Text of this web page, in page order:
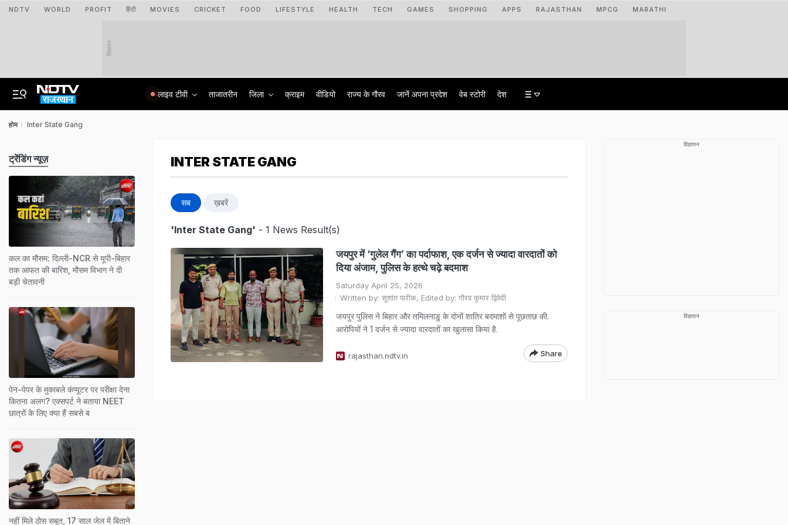
NDTV WORLD PROFIT हिंदी MOVIES CRICKET FOOD LIFESTYLE HEALTH TECH GAMES SHOPPING APPS RAJASTHAN MPCG MARATHI
विज्ञापन
लाइव टीवी ताजातरीन जिला क्राइम वीडियो राज्‍य के गौरव जानें अपना प्रदेश वेब स्टोरी देश
होम Inter State Gang
INTER STATE GANG
सब ख़बरें
'Inter State Gang' - 1 News Result(s)
जयपुर में ‘गुलेल गैंग’ का पर्दाफाश, एक दर्जन से ज्यादा वारदातों को
दिया अंजाम, पुलिस के हत्थे चढ़े बदमाश
Saturday April 25, 2026
Written by: सुशांत पारीक, Edited by: गौरव कुमार द्विवेदी
जयपुर पुलिस ने बिहार और तमिलनाडु के दोनों शातिर बदमाशों से पूछताछ की.
आरोपियों ने 1 दर्जन से ज्यादा वारदातों का खुलासा किया है.
rajasthan.ndtv.in Share
ट्रेंडिंग न्यूज़
कल का मौसम: दिल्ली-NCR से यूपी-बिहार
तक आफत की बारिश, मौसम विभाग ने दी
बड़ी चेतावनी
पेन-पेपर के मुकाबले कंप्यूटर पर परीक्षा देना
कितना अलग? एक्सपर्ट ने बताया NEET
छात्रों के लिए क्या हैं सबसे ब
नहीं मिले ठोस सबूत, 17 साल जेल में बिताने
विज्ञापन
विज्ञापन